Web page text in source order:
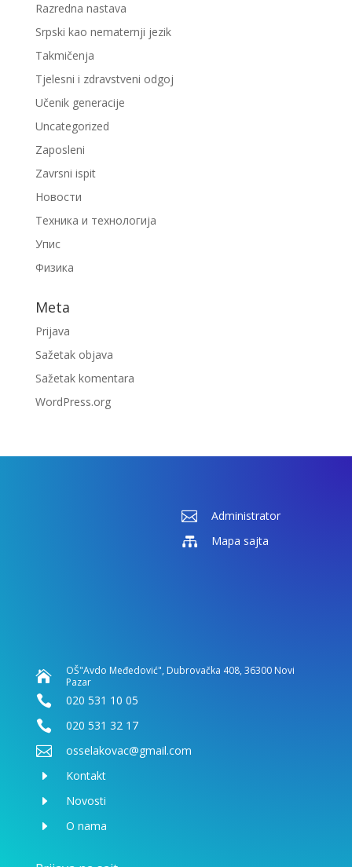
Razredna nastava
Srpski kao nematernji jezik
Takmičenja
Tjelesni i zdravstveni odgoj
Učenik generacije
Uncategorized
Zaposleni
Zavrsni ispit
Новости
Техника и технологија
Упис
Физика
Meta
Prijava
Sažetak objava
Sažetak komentara
WordPress.org
 Administrator
 Mapa sajta

OŠ"Avdo Međedović", Dubrovačka 408, 36300 Novi
Pazar
 020 531 10 05
 020 531 32 17
 osselakovac@gmail.com
E Kontakt
E Novosti
E O nama